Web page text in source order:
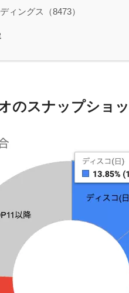
ィングス（8473）
のスナップショッ